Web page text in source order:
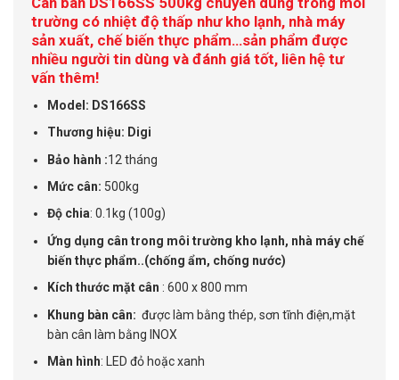
trường có nhiệt độ thấp như kho lạnh, nhà máy
sản xuất, chế biến thực phẩm…sản phẩm được
nhiều người tin dùng và đánh giá tốt, liên hệ tư
vấn thêm!
Model: DS166SS
Thương hiệu: Digi
Bảo hành :12 tháng
Mức cân: 500kg
Độ chia: 0.1kg (100g)
Ứng dụng cân trong môi trường kho lạnh, nhà máy chế
biến thực phẩm..(chống ẩm, chống nước)
Kích thước mặt cân : 600 x 800 mm
Khung bàn cân: được làm bằng thép, sơn tĩnh điện,mặt
bàn cân làm bằng INOX
Màn hình: LED đỏ hoặc xanh